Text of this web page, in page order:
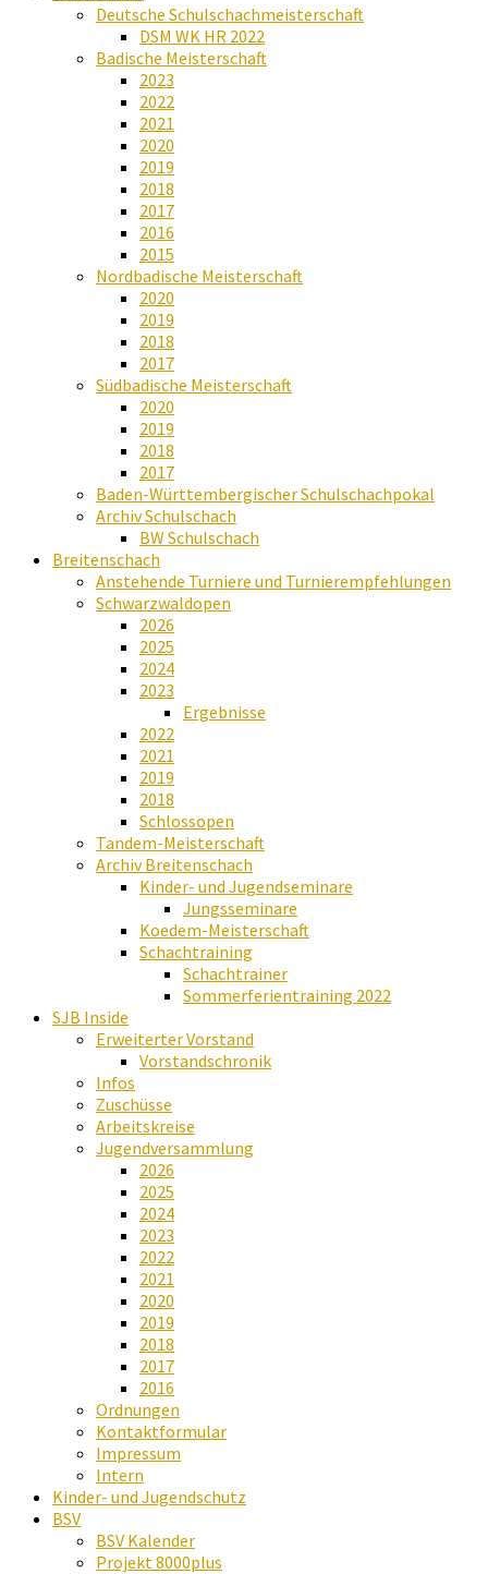
Deutsche Schulschachmeisterschaft
DSM WK HR 2022
Badische Meisterschaft
2023
2022
2021
2020
2019
2018
2017
2016
2015
Nordbadische Meisterschaft
2020
2019
2018
2017
Südbadische Meisterschaft
2020
2019
2018
2017
Baden-Württembergischer Schulschachpokal
Archiv Schulschach
BW Schulschach
Breitenschach
Anstehende Turniere und Turnierempfehlungen
Schwarzwaldopen
2026
2025
2024
2023
Ergebnisse
2022
2021
2019
2018
Schlossopen
Tandem-Meisterschaft
Archiv Breitenschach
Kinder- und Jugendseminare
Jungsseminare
Koedem-Meisterschaft
Schachtraining
Schachtrainer
Sommerferientraining 2022
SJB Inside
Erweiterter Vorstand
Vorstandschronik
Infos
Zuschüsse
Arbeitskreise
Jugendversammlung
2026
2025
2024
2023
2022
2021
2020
2019
2018
2017
2016
Ordnungen
Kontaktformular
Impressum
Intern
Kinder- und Jugendschutz
BSV
BSV Kalender
Projekt 8000plus